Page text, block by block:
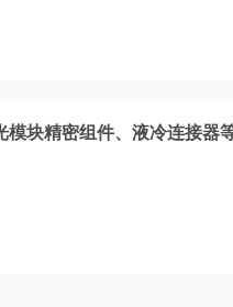
块精密组件、液冷连接器